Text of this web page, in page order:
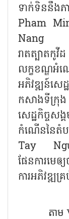
ទាក់ទិននឹងភ
Pham
Nang បន្ត
រាតត្បាតកូ
លក្ខខណ្ឌអំ
អភិវឌ្ឍន៍សេ
កសាងទីក្
សេដ្ឋកិច្ច
កំណើននៃតំ
Tay
ផែនការមេ
ការអភិវឌ្ឍ
តាម​